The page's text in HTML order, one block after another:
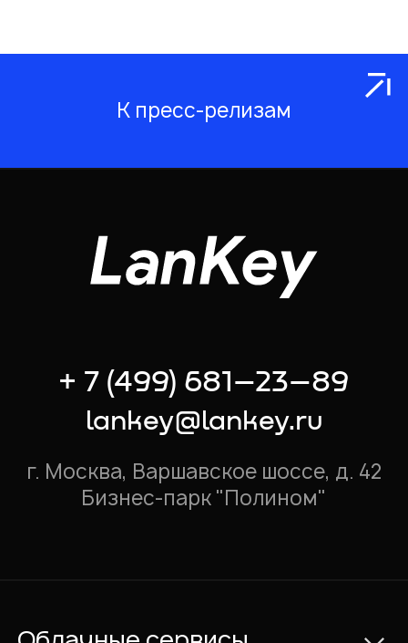
К пресс-релизам
г. Москва, Варшавское шоссе, д. 42
Бизнес-парк "Полином"
+ 7 (499) 681–23–89
lankey@lankey.ru